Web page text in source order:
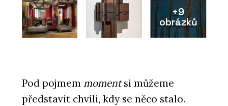
+9
obrázků
Pod pojmem momentsi můžeme
představit chvíli, kdy se něco stalo.